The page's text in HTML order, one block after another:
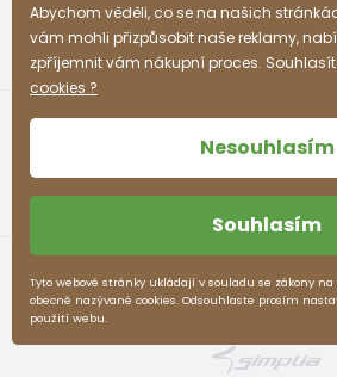
pidilidi.cz © 2026. Webdesign
Abychom věděli, co se na našich
vám mohli přizpůsobit naše reklamy,
zpříjemnit vám nákupní proces.
cookies ?
Nesouhlasím
Souhlasím
Tyto webové stránky ukládají v souladu se zákony
obecně nazývané cookies. Odsouhlaste prosím
použití webu.